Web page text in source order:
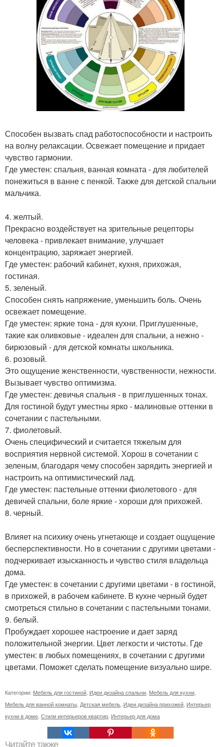
Способен вызвать спад работоспособности и настроить
на волну релаксации. Освежает помещение и придает
чувство гармонии.
Где уместен: спальня, ванная комната - для любителей
понежиться в ванне с пенкой. Также для детской спальни
мальчика.
4. желтый.
Прекрасно воздействует на зрительные рецепторы
человека - привлекает внимание, улучшает
концентрацию, заряжает энергией.
Где уместен: рабочий кабинет, кухня, прихожая,
гостиная.
5. зеленый.
Способен снять напряжение, уменьшить боль. Очень
освежает помещение.
Где уместен: яркие тона - для кухни. Приглушенные,
такие как оливковые - идеален для спальни, а нежно -
бирюзовый - для детской комнаты школьника.
6. розовый.
Это ощущение женственности, чувственности, нежности.
Вызывает чувство оптимизма.
Где уместен: девичья спальня - в приглушенных тонах.
Для гостиной будут уместны ярко - малиновые оттенки в
сочетании с пастельными.
7. фиолетовый.
Очень специфический и считается тяжелым для
восприятия нервной системой. Хорош в сочетании с
зеленым, благодаря чему способен зарядить энергией и
настроить на оптимистический лад.
Где уместен: пастельные оттенки фиолетового - для
девичей спальни, боле яркие - хороши для прихожей.
8. черный.
Влияет на психику очень угнетающе и создает ощущение
бесперспективности. Но в сочетании с другими цветами -
подчеркивает изысканность и чувство стиля владельца
дома.
Где уместен: в сочетании с другими цветами - в гостиной,
в прихожей, в рабочем кабинете. В кухне черный будет
смотреться стильно в сочетании с пастельными тонами.
9. белый.
Пробуждает хорошее настроение и дает заряд
положительной энергии. Цвет легкости и чистоты. Где
уместен: в любых помещениях, в сочетании с другими
цветами. Поможет сделать помещение визуально шире.
Категории: Мебель для гостиной Идеи дизайна спальни Мебель для кухни
Мебель для ванной комнаты Детская мебель Идеи дизайна прихожей Интерьер
кухни в доме Стили интерьеров квартир Интерьер для дома
Читайте также